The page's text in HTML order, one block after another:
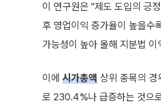
이 연구원은 "제도 도입의 긍
후 영업이익 증가율이 높을수
가능성이 높아 올해 지분법
이에 시가총액 상위 종목의
로 230.4%나 급증하는 것으